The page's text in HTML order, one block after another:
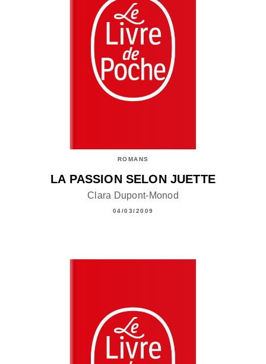
ROMANS
LA PASSION SELON JUETTE
Clara Dupont-Monod
04/03/2009